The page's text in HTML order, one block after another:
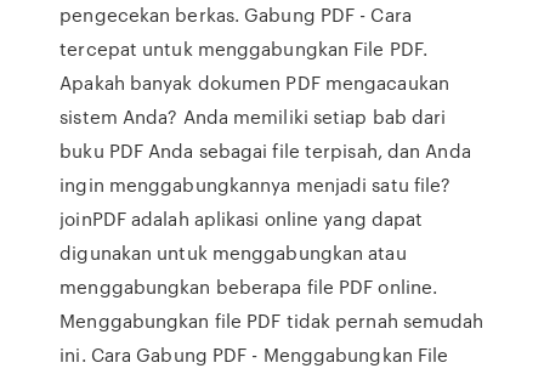
pengecekan berkas. Gabung PDF - Cara
tercepat untuk menggabungkan File PDF.
Apakah banyak dokumen PDF mengacaukan
sistem Anda? Anda memiliki setiap bab dari
buku PDF Anda sebagai file terpisah, dan Anda
ingin menggabungkannya menjadi satu file?
joinPDF adalah aplikasi online yang dapat
digunakan untuk menggabungkan atau
menggabungkan beberapa file PDF online.
Menggabungkan file PDF tidak pernah semudah
ini. Cara Gabung PDF - Menggabungkan File